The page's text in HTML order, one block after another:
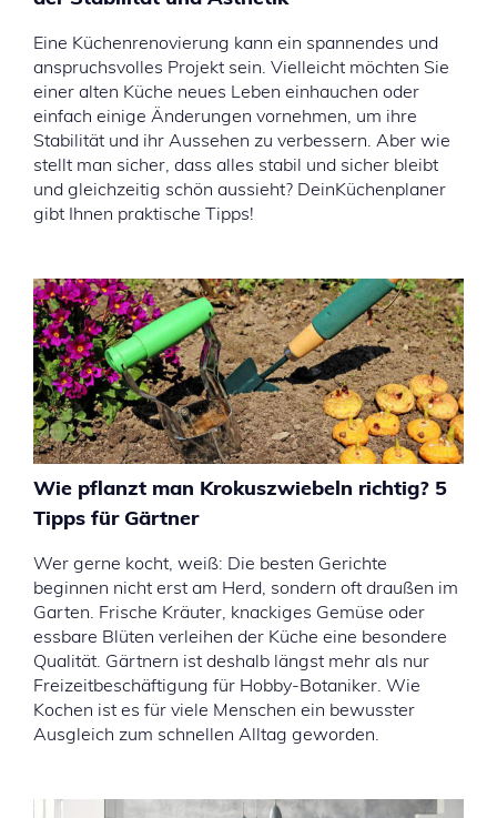
Eine Küchenrenovierung kann ein spannendes und
anspruchsvolles Projekt sein. Vielleicht möchten Sie
einer alten Küche neues Leben einhauchen oder
einfach einige Änderungen vornehmen, um ihre
Stabilität und ihr Aussehen zu verbessern. Aber wie
stellt man sicher, dass alles stabil und sicher bleibt
und gleichzeitig schön aussieht? DeinKüchenplaner
gibt Ihnen praktische Tipps!
Wie pflanzt man Krokuszwiebeln richtig? 5
Tipps für Gärtner
Wer gerne kocht, weiß: Die besten Gerichte
beginnen nicht erst am Herd, sondern oft draußen im
Garten. Frische Kräuter, knackiges Gemüse oder
essbare Blüten verleihen der Küche eine besondere
Qualität. Gärtnern ist deshalb längst mehr als nur
Freizeitbeschäftigung für Hobby-Botaniker. Wie
Kochen ist es für viele Menschen ein bewusster
Ausgleich zum schnellen Alltag geworden.